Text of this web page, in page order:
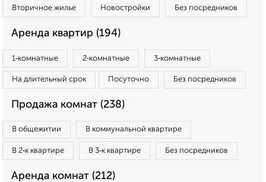
Вторичное жилье Новостройки Без посредников
Аренда квартир (194)
1‑комнатные 2‑комнатные 3‑комнатные
На длительный срок Посуточно Без посредников
Продажа комнат (238)
В общежитии В коммунальной квартире
В 2‑к квартире В 3‑к квартире Без посредников
Аренда комнат (212)